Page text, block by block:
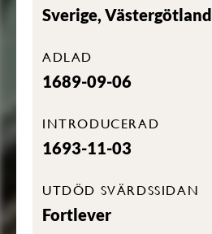
Sverige, Västergötland
ADLAD
1689-09-06
INTRODUCERAD
1693-11-03
UTDÖD SVÄRDSSIDAN
Fortlever